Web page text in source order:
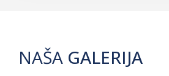
NAŠA GALERIJA